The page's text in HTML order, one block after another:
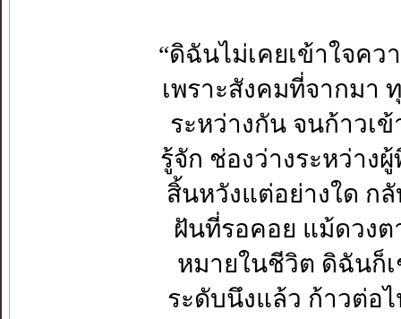
“ดิฉันไม่เคยเข้าใจค
เพราะสังคมที่จากมา
ระหว่างกัน จนก้าวเ
รู้จัก ช่องว่างระหว่าง
สิ้นหวังแต่อย่างใด ก
ฝันที่รอคอย แม้ดวง
หมายในชีวิต ดิฉันก็
ระดับนึงแล้ว ก้าวต่อ